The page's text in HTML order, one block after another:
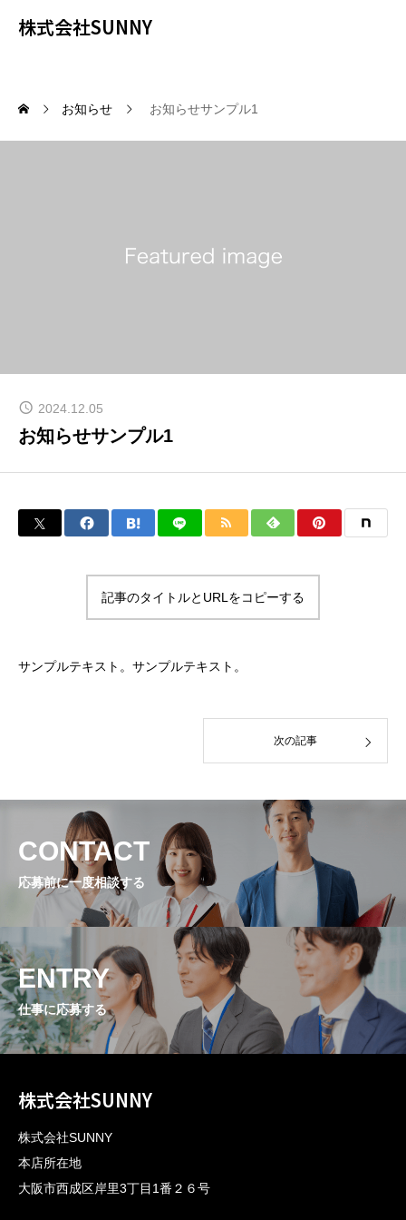
株式会社SUNNY
お知らせ お知らせサンプル1
2024.12.05
お知らせサンプル1
記事のタイトルとURLをコピーする
サンプルテキスト。サンプルテキスト。
次の記事
CONTACT
応募前に一度相談する
ENTRY
仕事に応募する
株式会社SUNNY
株式会社SUNNY
本店所在地
大阪市西成区岸里3丁目1番２６号